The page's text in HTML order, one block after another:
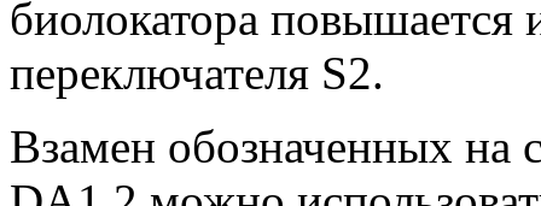
биолокатора
переключателя S2.
Взамен обозначенных на